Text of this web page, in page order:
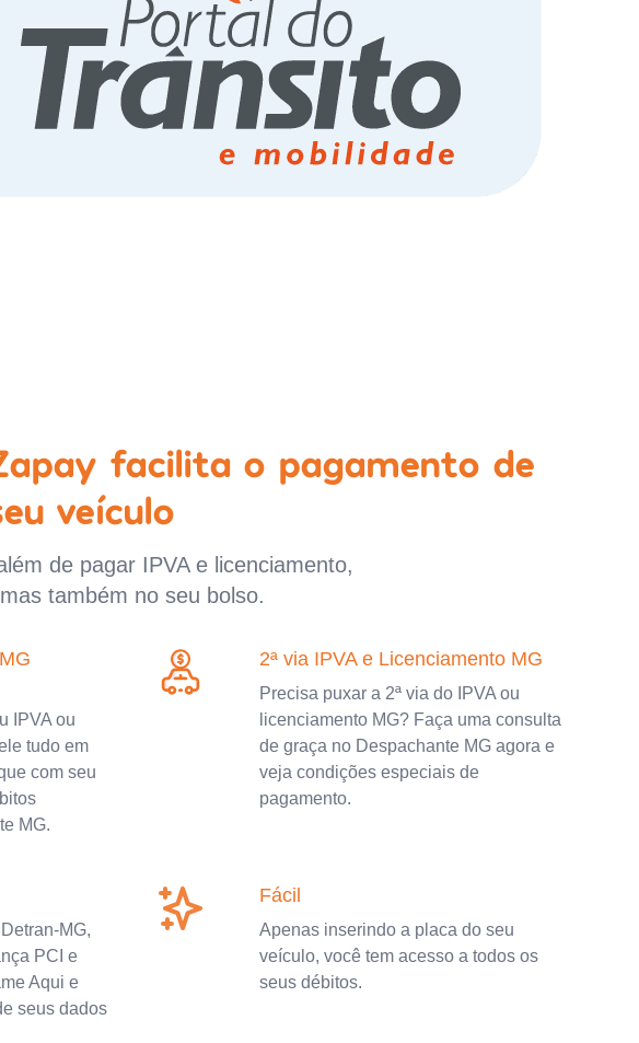
facilita o pagamento de
veículo
de pagar IPVA e licenciamento,
também no seu bolso.
IPVA ou
tudo em
com seu
MG.
2ª via IPVA e Licenciamento MG
Precisa puxar a 2ª via do IPVA ou
licenciamento MG? Faça uma consulta
de graça no Despachante MG agora e
veja condições especiais de
pagamento.
MG,
PCI e
Aqui e
seus dados
Fácil
Apenas inserindo a placa do seu
veículo, você tem acesso a todos os
seus débitos.